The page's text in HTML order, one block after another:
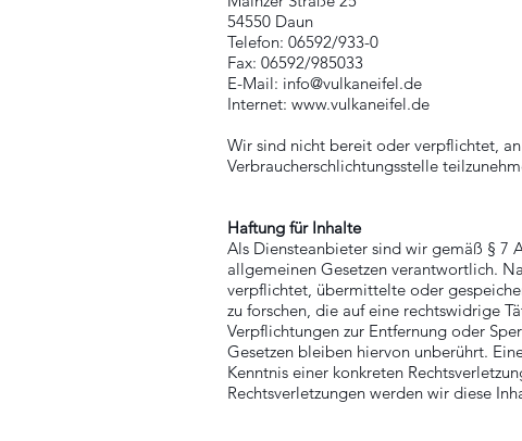
54550 Daun
Telefon: 06592/933-0
Fax: 06592/985033
E-Mail: info@vulkaneifel.de
Internet: www.vulkaneifel.de
Wir sind nicht bereit oder verpflichtet,
Verbraucherschlichtungsstelle
Haftung für Inhalte
Als Diensteanbieter sind wir gemäß § 7
allgemeinen Gesetzen verantwortlich.
verpflichtet, übermittelte oder
zu forschen, die auf eine rechtswidrige
Verpflichtungen zur Entfernung oder
Gesetzen bleiben hiervon unberührt.
Kenntnis einer konkreten
Rechtsverletzungen werden wir diese